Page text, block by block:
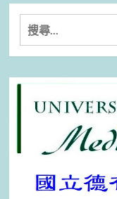
搜
尋
關
鍵